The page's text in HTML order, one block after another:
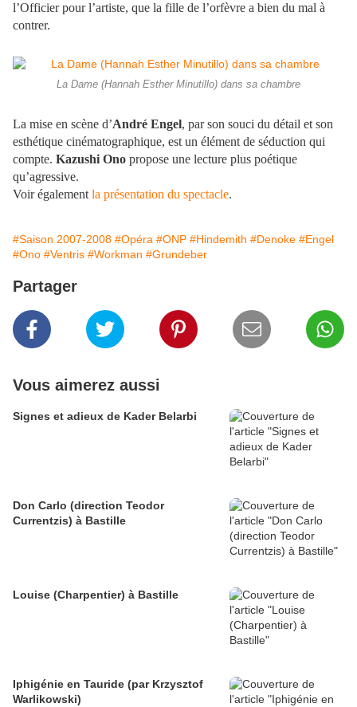
l’Officier pour l’artiste, que la fille de l’orfèvre a bien du mal à
contrer.
La Dame (Hannah Esther Minutillo) dans sa chambre
La mise en scène d’André Engel, par son souci du détail et son
esthétique cinématographique, est un élément de séduction qui
compte. Kazushi Ono propose une lecture plus poétique
qu’agressive.
Voir également la présentation du spectacle.
#Saison 2007-2008 #Opéra #ONP #Hindemith #Denoke #Engel
#Ono #Ventris #Workman #Grundeber
Partager
Vous aimerez aussi
Signes et adieux de Kader Belarbi
Don Carlo (direction Teodor
Currentzis) à Bastille
Louise (Charpentier) à Bastille
Iphigénie en Tauride (par Krzysztof
Warlikowski)